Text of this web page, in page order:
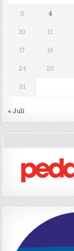
3 4
10 11
17 18
24 25
31
« Juli